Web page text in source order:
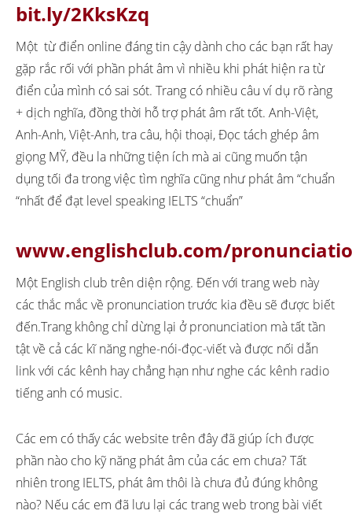
bit.ly/2KksKzq
Một từ điển online đáng tin cậy dành cho các bạn rất hay
gặp rắc rối với phần phát âm vì nhiều khi phát hiện ra từ
điển của mình có sai sót. Trang có nhiều câu ví dụ rõ ràng
+ dịch nghĩa, đồng thời hỗ trợ phát âm rất tốt. Anh-Việt,
Anh-Anh, Việt-Anh, tra câu, hội thoại, Đọc tách ghép âm
giọng MỸ, đều la những tiện ích mà ai cũng muốn tận
dụng tối đa trong việc tìm nghĩa cũng như phát âm “chuẩn
“nhất để đạt level speaking IELTS “chuẩn”
www.englishclub.com/
Một English club trên diện rộng. Đến với trang web này
các thắc mắc về pronunciation trước kia đều sẽ được biết
đến.Trang không chỉ dừng lại ở pronunciation mà tất tần
tật về cả các kĩ năng nghe-nói-đọc-viết và được nối dẫn
link với các kênh hay chẳng hạn như nghe các kênh radio
tiếng anh có music.
Các em có thấy các website trên đây đã giúp ích được
phần nào cho kỹ năng phát âm của các em chưa? Tất
nhiên trong IELTS, phát âm thôi là chưa đủ đúng không
nào? Nếu các em đã lưu lại các trang web trong bài viết